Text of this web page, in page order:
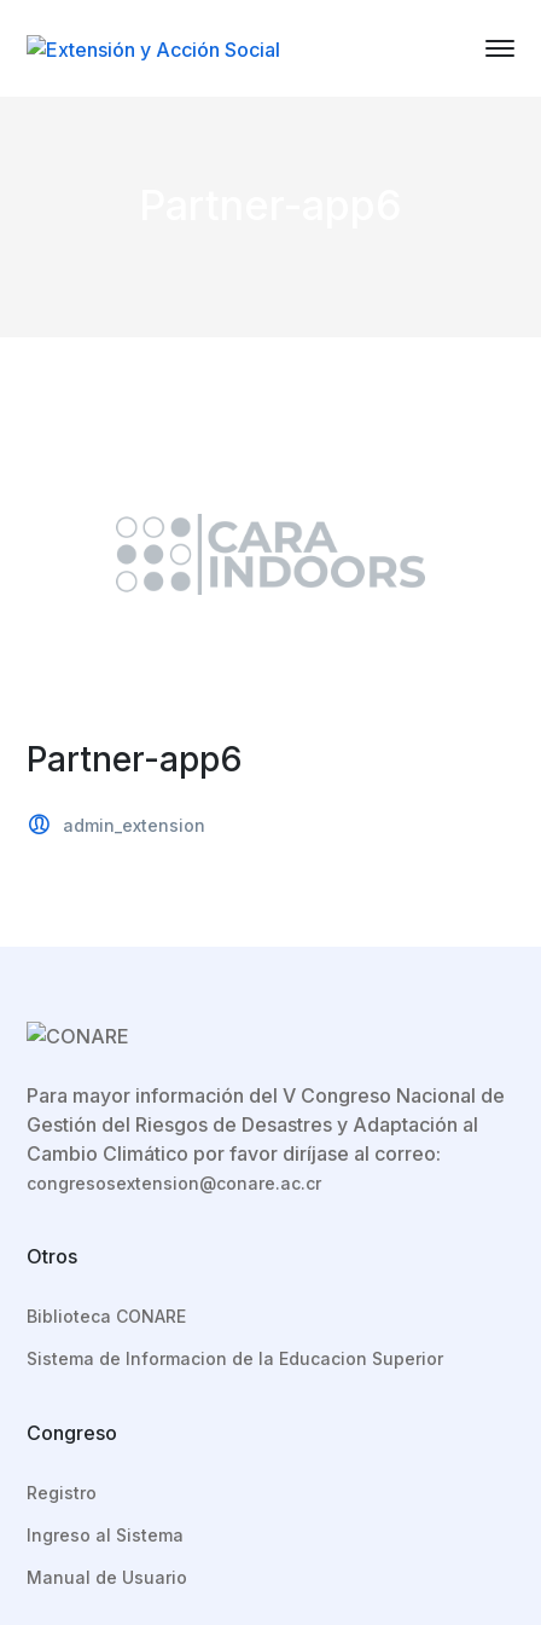
Partner-app6
admin_extension
Para mayor información del V Congreso Nacional de
Gestión del Riesgos de Desastres y Adaptación al
Cambio Climático por favor diríjase al correo:
congresosextension@conare.ac.cr
Otros
Biblioteca CONARE
Sistema de Informacion de la Educacion Superior
Congreso
Registro
Ingreso al Sistema
Manual de Usuario